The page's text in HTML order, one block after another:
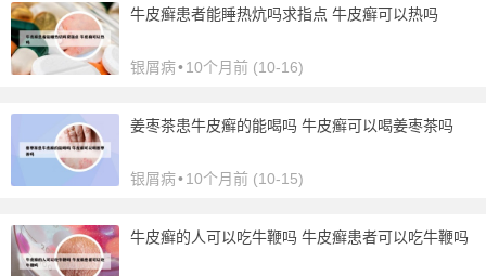
牛皮癣患者能睡热炕吗求指点 牛皮癣可以热吗
银屑病•10个月前 (10-16)
姜枣茶患牛皮癣的能喝吗 牛皮癣可以喝姜枣茶吗
银屑病•10个月前 (10-15)
牛皮癣的人可以吃牛鞭吗 牛皮癣患者可以吃牛鞭吗